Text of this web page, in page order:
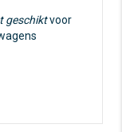
geschiktvoor